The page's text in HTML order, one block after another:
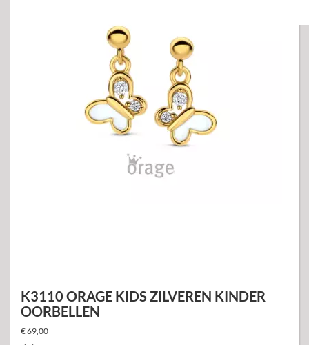
K3110 ORAGE KIDS ZILVEREN KINDER
OORBELLEN
€ 69,00